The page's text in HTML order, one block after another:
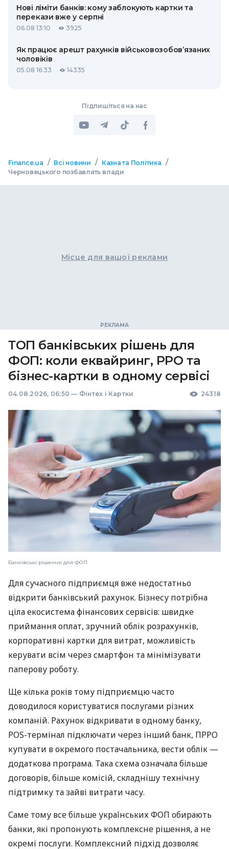
Нові ліміти банків: кому заблокують картки та
перекази вже у серпні
06.08 13:10 3925
Як працює арешт рахунків військовозобов’язаних
чоловіків
05.08 16:33 14335
Підпишіться на нас
Finance.ua / Всі новини / Казна та Політика /
Черновецького позбавлять влади
Місце для вашої реклами
ТОП банківських рішень для
ФОП: коли еквайринг, РРО та
бізнес-картки в одному сервісі
04.08.2026, 06:50 — Фінтех і Картки 24318
Банківські рішення для ФОП
Для сучасного підприємця вже недостатньо
відкрити банківський рахунок. Бізнесу потрібна
ціла екосистема фінансових сервісів: швидке
приймання оплат, зручний облік розрахунків,
корпоративні картки для витрат, можливість
керувати всім через смартфон та мінімізувати
паперову роботу.
Ще кілька років тому підприємцю часто
доводилося користуватися послугами різних
компаній. Рахунок відкривати в одному банку,
POS-термінал підключати через інший банк, ПРРО
купувати в окремого постачальника, вести облік —
додаткова програма. Така схема означала більше
договорів, більше комісій, складнішу технічну
підтримку та зайві витрати часу.
Саме тому все більше українських ФОП обирають
банки, які пропонують комплексне рішення, а не
окремі послуги. Комплексний підхід дозволяє